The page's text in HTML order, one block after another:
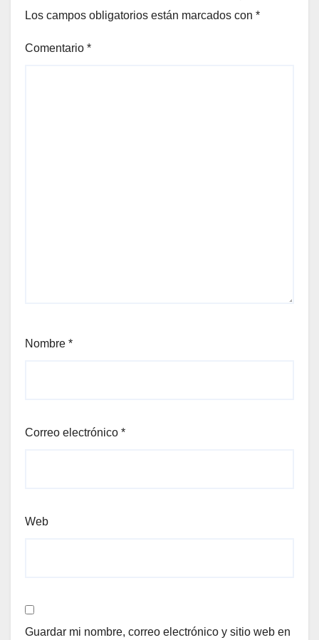
Los campos obligatorios están marcados con *
Comentario *
Nombre *
Correo electrónico *
Web
Guardar mi nombre, correo electrónico y sitio web en